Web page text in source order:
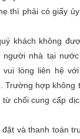
thì phải có giấy
khách không
người nhà tại
vui lòng liên hệ
Trường hợp không
chối cung cấp
và thanh toán